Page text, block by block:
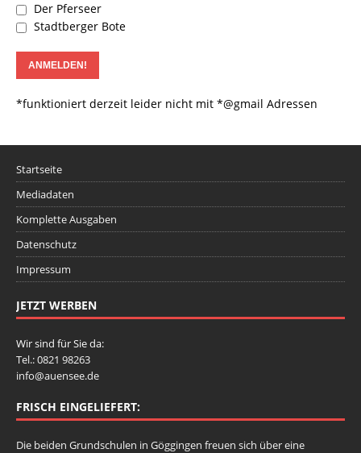
Der Pferseer
Stadtberger Bote
*funktioniert derzeit leider nicht mit *@gmail Adressen
Startseite
Mediadaten
Komplette Ausgaben
Datenschutz
Impressum
JETZT WERBEN
Wir sind für Sie da:
Tel.: 0821 98263
info@auensee.de
FRISCH EINGELIEFERT:
Die beiden Grundschulen in Göggingen freuen sich über eine